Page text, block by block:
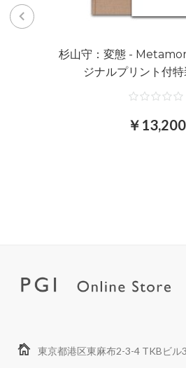
杉山守：変態 -
ジナルプリント付特
￥13,200
東京都港区東麻布2-3-4 TKBビル